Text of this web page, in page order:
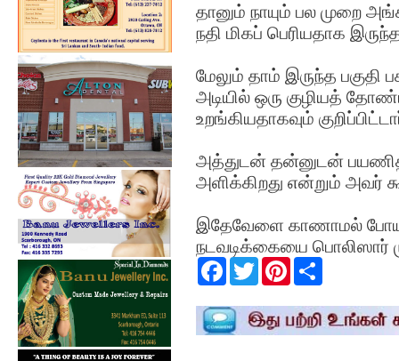
தானும் நாயும் பல முறை
நதி மிகப் பெரியதாக
மேலும் தாம் இருந்த பகுதி
அடியில் ஒரு குழியத்
உறங்கியதாகவும்
அத்துடன் தன்னுடன்
அளிக்கிறது என்றும் அவர்
இதேவேளை காணாமல்
நடவடிக்கையை பொலிஸார்
F
e
b
o
T
w
t
t
e
P
t
e
r
r
e